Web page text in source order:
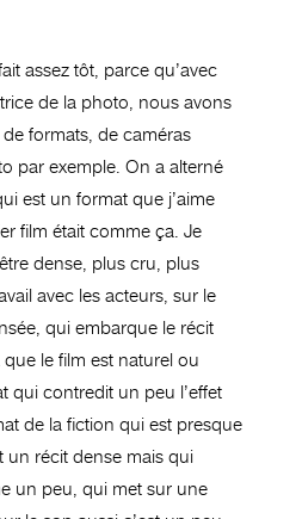
assez tôt, parce qu’avec
de la photo, nous avons
formats, de caméras
par exemple. On a alterné
est un format que j’aime
film était comme ça. Je
dense, plus cru, plus
avec les acteurs, sur le
qui embarque le récit
le film est naturel ou
qui contredit un peu l’effet
de la fiction qui est presque
un récit dense mais qui
un peu, qui met sur une